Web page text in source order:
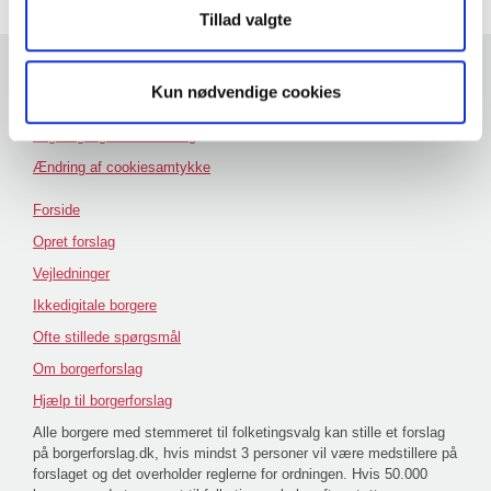
Tillad valgte
Kun nødvendige cookies
Ændring af cookiesamtykke
Forside
Opret forslag
Vejledninger
Ikkedigitale borgere
Ofte stillede spørgsmål
Om borgerforslag
Hjælp til borgerforslag
Alle borgere med stemmeret til folketingsvalg kan stille et forslag
på borgerforslag.dk, hvis mindst 3 personer vil være medstillere på
forslaget og det overholder reglerne for ordningen. Hvis 50.000